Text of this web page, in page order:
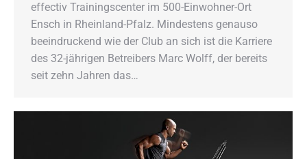
effectiv Trainingscenter im 500-Einwohner-Ort
Ensch in Rheinland-Pfalz. Mindestens genauso
beeindruckend wie der Club an sich ist die Karriere
des 32-jährigen Betreibers Marc Wolff, der bereits
seit zehn Jahren das…